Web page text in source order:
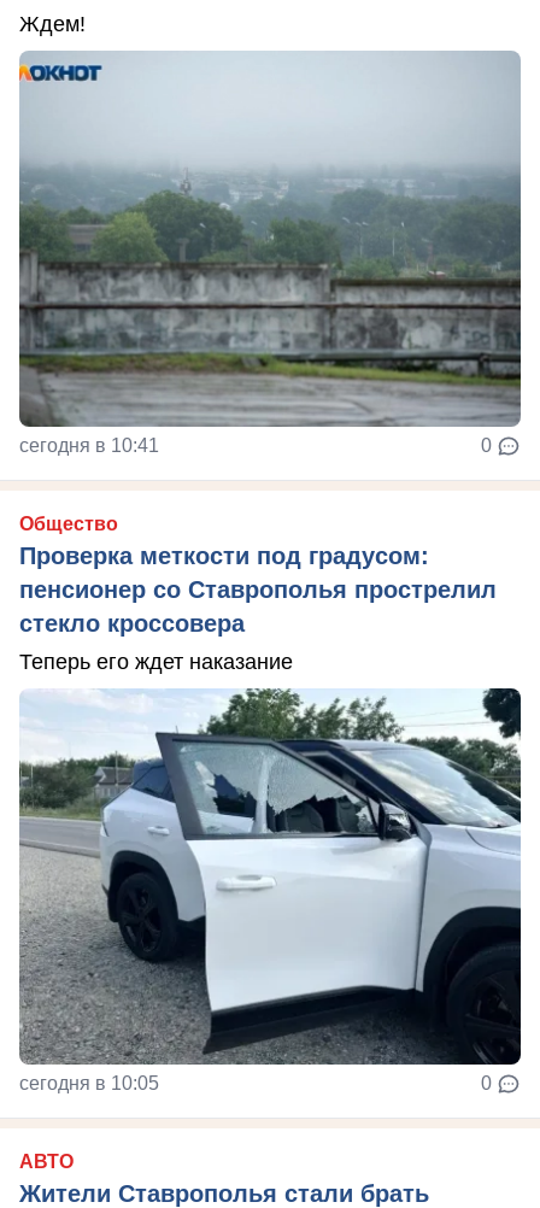
Ждем!
сегодня в 10:41 0
Общество
Проверка меткости под градусом:
пенсионер со Ставрополья прострелил
стекло кроссовера
Теперь его ждет наказание
сегодня в 10:05 0
АВТО
Жители Ставрополья стали брать